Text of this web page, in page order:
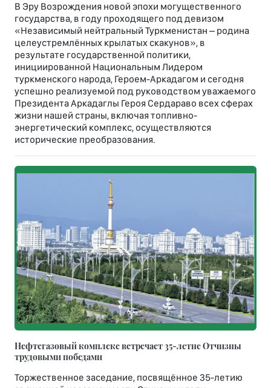
В Эру Возрождения новой эпохи могущественного
государства, в году проходящего под девизом
«Независимый нейтральный Туркменистан – родина
целеустремлённых крылатых скакунов», в
результате государственной политики,
инициированной Национальным Лидером
туркменского народа, Героем-Аркадагом и сегодня
успешно реализуемой под руководством уважаемого
Президента Аркадаглы Героя Сердараво всех сферах
жизни нашей страны, включая топливно-
энергетический комплекс, осуществляются
исторические преобразования.
Нефтегазовый комплекс встречает 35-летне Отчизны
трудовыми победами
Торжественное заседание, посвящённое 35-летию